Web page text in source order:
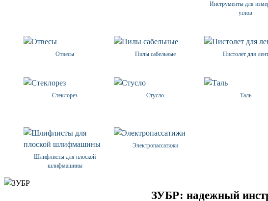
Инструменты для
углов
Отвесы Пилы сабельные
Пистолет для лент
Стеклорез Стусло Таль
Шлифлисты для плоской
шлифмашины
Электропассатижи
ЗУБР: надежный